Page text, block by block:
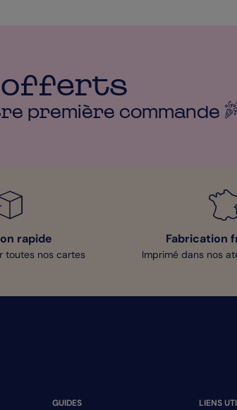
offerts
première commande
rapide
toutes nos cartes
Fabrication
Imprimé dans nos
GUIDES LIENS